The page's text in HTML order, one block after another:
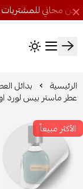
الرئيسية بدائل
عطر ماستر بيس لورد
الأكثر مبيعاً